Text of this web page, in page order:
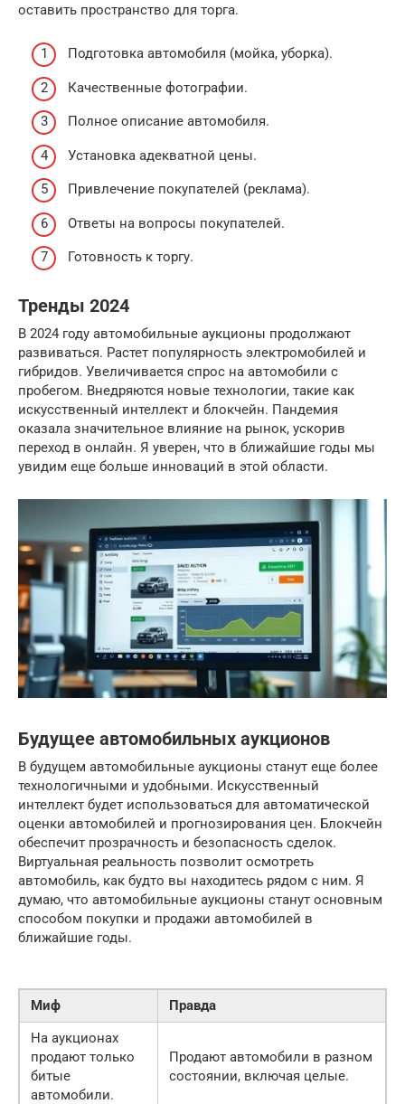
оставить пространство для торга.
Подготовка автомобиля (мойка, уборка).
Качественные фотографии.
Полное описание автомобиля.
Установка адекватной цены.
Привлечение покупателей (реклама).
Ответы на вопросы покупателей.
Готовность к торгу.
Тренды 2024
В 2024 году автомобильные аукционы продолжают
развиваться. Растет популярность электромобилей и
гибридов. Увеличивается спрос на автомобили с
пробегом. Внедряются новые технологии, такие как
искусственный интеллект и блокчейн. Пандемия
оказала значительное влияние на рынок, ускорив
переход в онлайн. Я уверен, что в ближайшие годы мы
увидим еще больше инноваций в этой области.
Будущее автомобильных аукционов
В будущем автомобильные аукционы станут еще более
технологичными и удобными. Искусственный
интеллект будет использоваться для автоматической
оценки автомобилей и прогнозирования цен. Блокчейн
обеспечит прозрачность и безопасность сделок.
Виртуальная реальность позволит осмотреть
автомобиль, как будто вы находитесь рядом с ним. Я
думаю, что автомобильные аукционы станут основным
способом покупки и продажи автомобилей в
ближайшие годы.
Миф
Правда
На аукционах
продают только
битые
автомобили.
Продают автомобили в разном
состоянии, включая целые.